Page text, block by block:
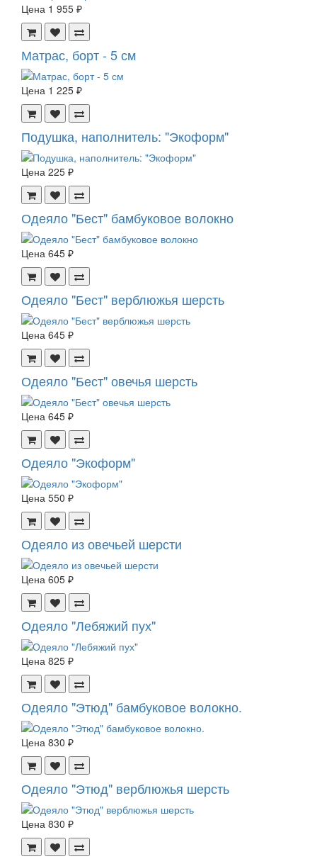
Цена 1 955 ₽
Матрас, борт - 5 см
Цена 1 225 ₽
Подушка, наполнитель: "Экоформ"
Цена 225 ₽
Одеяло "Бест" бамбуковое волокно
Цена 645 ₽
Одеяло "Бест" верблюжья шерсть
Цена 645 ₽
Одеяло "Бест" овечья шерсть
Цена 645 ₽
Одеяло "Экоформ"
Цена 550 ₽
Одеяло из овечьей шерсти
Цена 605 ₽
Одеяло "Лебяжий пух"
Цена 825 ₽
Одеяло "Этюд" бамбуковое волокно.
Цена 830 ₽
Одеяло "Этюд" верблюжья шерсть
Цена 830 ₽